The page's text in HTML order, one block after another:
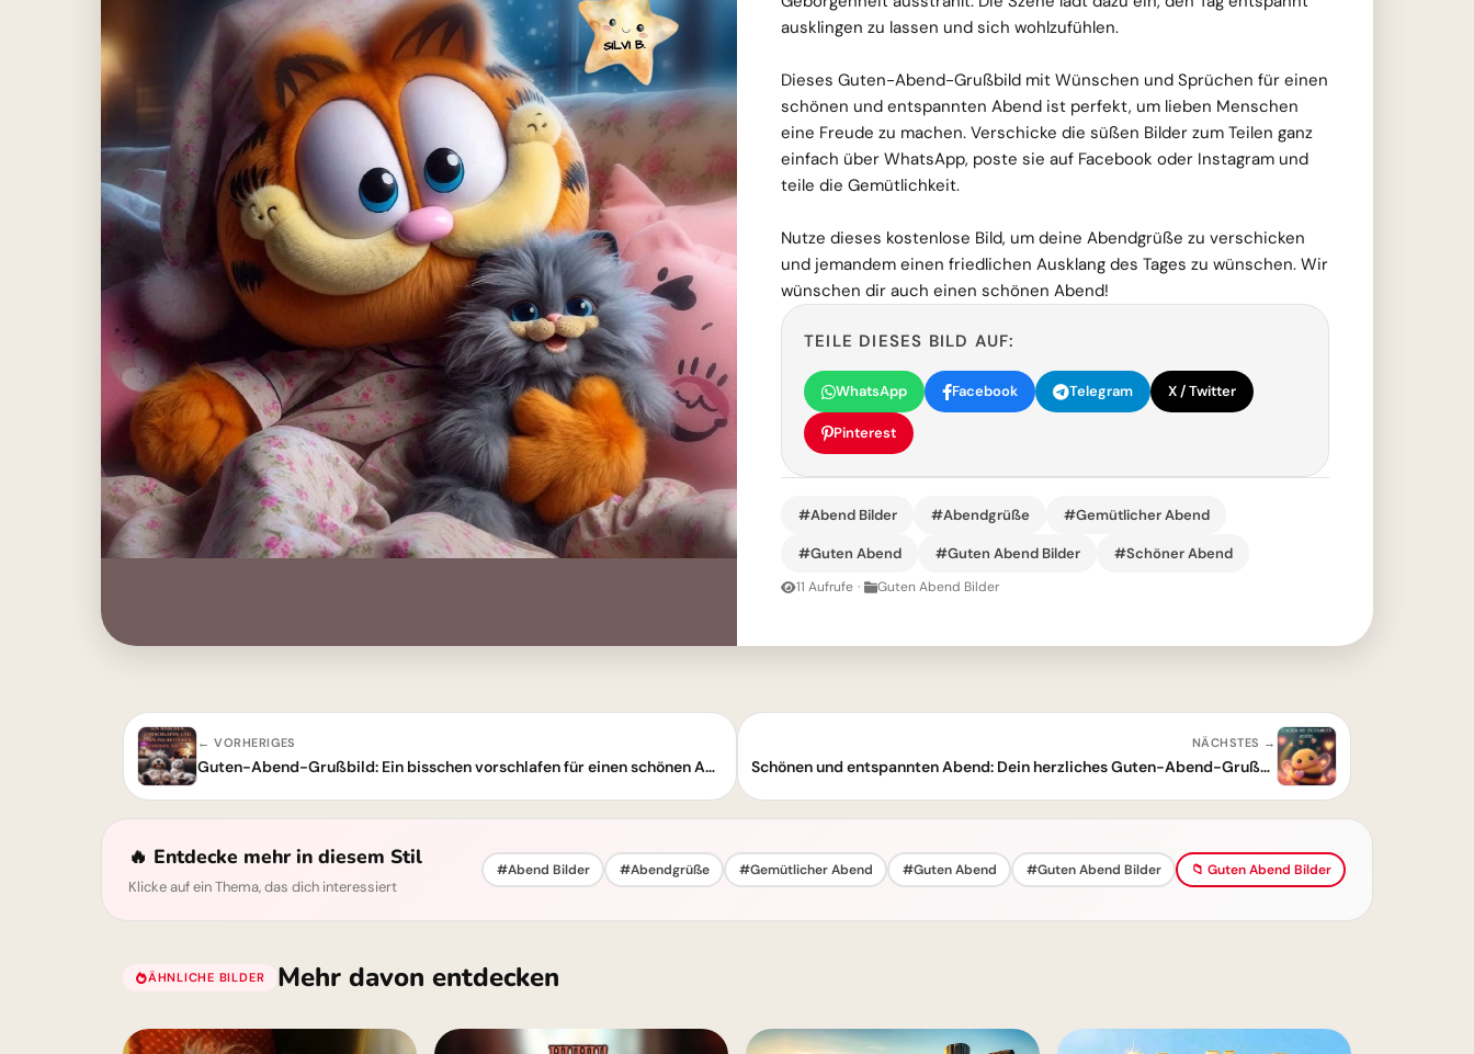
ausklingen zu lassen und sich wohlzufühlen.
Dieses Guten-Abend-Grußbild mit Wünschen und Sprüchen für einen
schönen und entspannten Abend ist perfekt, um lieben Menschen
eine Freude zu machen. Verschicke die süßen Bilder zum Teilen ganz
einfach über WhatsApp, poste sie auf Facebook oder Instagram und
teile die Gemütlichkeit.
Nutze dieses kostenlose Bild, um deine Abendgrüße zu verschicken
und jemandem einen friedlichen Ausklang des Tages zu wünschen. Wir
wünschen dir auch einen schönen Abend!
TEILE DIESES BILD AUF:
WhatsApp Facebook Telegram X / Twitter
Pinterest
#Abend Bilder #Abendgrüße #Gemütlicher Abend
#Guten Abend #Guten Abend Bilder #Schöner Abend
11 Aufrufe · Guten Abend Bilder
← VORHERIGES
Guten-Abend-Grußbild: Ein bisschen vorschlafen für einen schönen Abend!
NÄCHSTES →
Schönen und entspannten Abend: Dein herzliches Guten-Abend-Grußbild!
🔥 Entdecke mehr in diesem Stil
Klicke auf ein Thema, das dich interessiert
#Abend Bilder #Abendgrüße #Gemütlicher Abend #Guten Abend #Guten Abend Bilder 📁 Guten Abend Bilder
ÄHNLICHE BILDER Mehr davon entdecken